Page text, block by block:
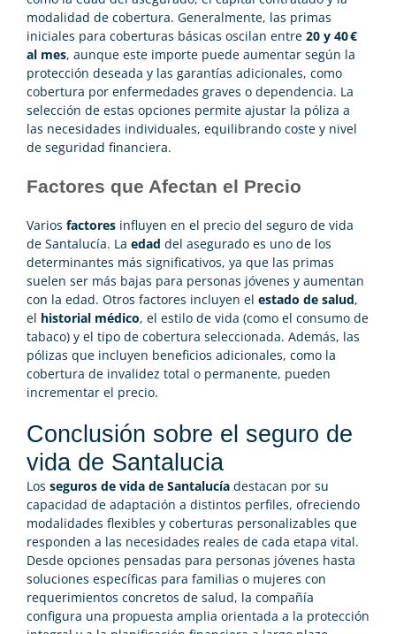
modalidad de cobertura. Generalmente, las primas
iniciales para coberturas básicas oscilan entre 20 y 40 €
al mes, aunque este importe puede aumentar según la
protección deseada y las garantías adicionales, como
cobertura por enfermedades graves o dependencia. La
selección de estas opciones permite ajustar la póliza a
las necesidades individuales, equilibrando coste y nivel
de seguridad financiera.
Factores que Afectan el Precio
Varios factores influyen en el precio del seguro de vida
de Santalucía. La edad del asegurado es uno de los
determinantes más significativos, ya que las primas
suelen ser más bajas para personas jóvenes y aumentan
con la edad. Otros factores incluyen el estado de salud,
el historial médico, el estilo de vida (como el consumo de
tabaco) y el tipo de cobertura seleccionada. Además, las
pólizas que incluyen beneficios adicionales, como la
cobertura de invalidez total o permanente, pueden
incrementar el precio.
Conclusión sobre el seguro de
vida de Santalucia
Los seguros de vida de Santalucía destacan por su
capacidad de adaptación a distintos perfiles, ofreciendo
modalidades flexibles y coberturas personalizables que
responden a las necesidades reales de cada etapa vital.
Desde opciones pensadas para personas jóvenes hasta
soluciones específicas para familias o mujeres con
requerimientos concretos de salud, la compañía
configura una propuesta amplia orientada a la protección